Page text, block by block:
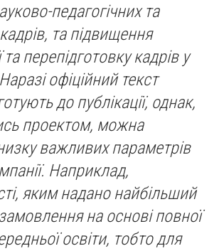
педагогічних та
та підвищення
та перепідготовку кадрів у
офіційний текст
до публікації, однак,
проектом, можна
важливих параметрів
Наприклад,
яким надано найбільший
на основі повної
освіти, тобто для